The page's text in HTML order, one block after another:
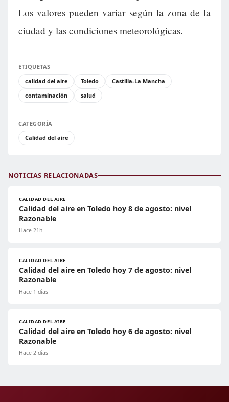
Los valores pueden variar según la zona de la
ciudad y las condiciones meteorológicas.
ETIQUETAS
calidad del aire
Toledo
Castilla-La Mancha
contaminación
salud
CATEGORÍA
Calidad del aire
NOTICIAS RELACIONADAS
CALIDAD DEL AIRE
Calidad del aire en Toledo hoy 8 de agosto: nivel
Razonable
Hace 21h
CALIDAD DEL AIRE
Calidad del aire en Toledo hoy 7 de agosto: nivel
Razonable
Hace 1 días
CALIDAD DEL AIRE
Calidad del aire en Toledo hoy 6 de agosto: nivel
Razonable
Hace 2 días